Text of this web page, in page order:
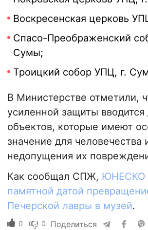
Воскресенская церковь
Спасо-Преображенский
Сумы;
Троицкий собор УПЦ, г.
В Министерстве отметили,
усиленной защиты вводится
объектов, которые имеют
значение для человечества
недопущения их
Как сообщал СПЖ, ЮНЕСКО
памятной датой
Печерской лавры в музей.
0 0 Поделиться